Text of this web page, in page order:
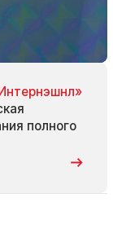
полного